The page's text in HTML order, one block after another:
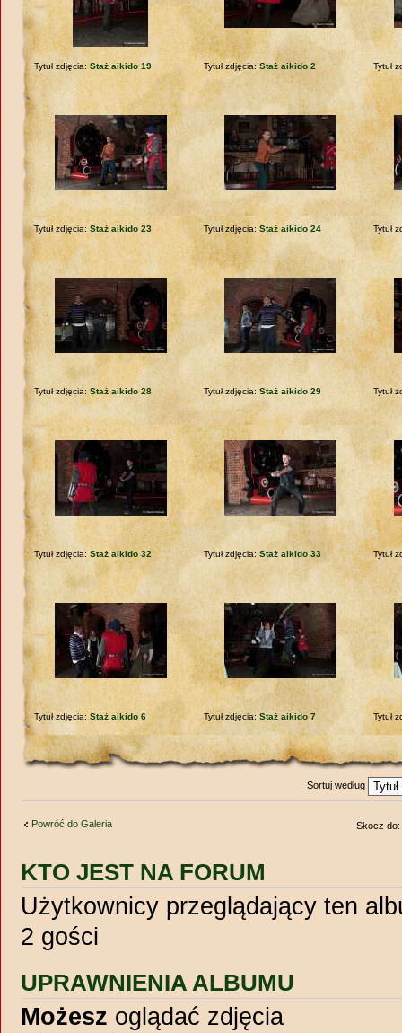
Tytuł zdjęcia:Staż aikido 19 Tytuł zdjęcia:Staż aikido 2 Tytuł
Tytuł zdjęcia:Staż aikido 23 Tytuł zdjęcia:Staż aikido 24 Tytuł
Tytuł zdjęcia:Staż aikido 28 Tytuł zdjęcia:Staż aikido 29 Tytuł
Tytuł zdjęcia:Staż aikido 32 Tytuł zdjęcia:Staż aikido 33 Tytuł
Tytuł zdjęcia:Staż aikido 6 Tytuł zdjęcia:Staż aikido 7 Tytuł
Sortuj według
Powróć do Galeria Skocz do:
KTO JEST NA FORUM
Użytkownicy przeglądający ten
2 gości
UPRAWNIENIA ALBUMU
Możesz oglądać zdjęcia